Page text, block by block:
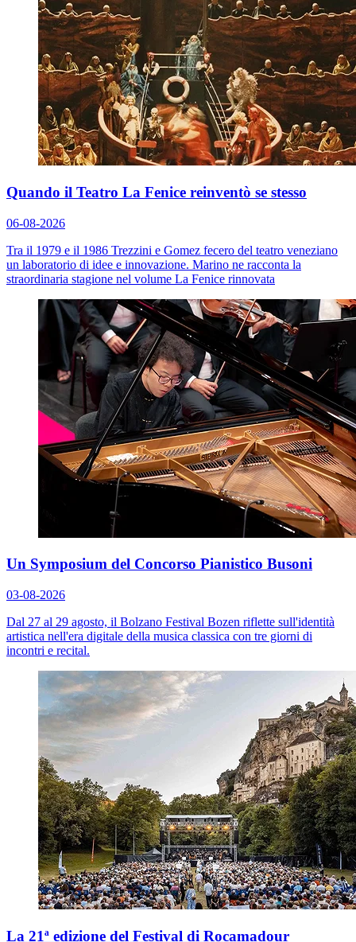
Quando il Teatro La Fenice reinventò se stesso
06-08-2026
Tra il 1979 e il 1986 Trezzini e Gomez fecero del teatro veneziano
un laboratorio di idee e innovazione. Marino ne racconta la
straordinaria stagione nel volume La Fenice rinnovata
Un Symposium del Concorso Pianistico Busoni
03-08-2026
Dal 27 al 29 agosto, il Bolzano Festival Bozen riflette sull'identità
artistica nell'era digitale della musica classica con tre giorni di
incontri e recital.
La 21ª edizione del Festival di Rocamadour